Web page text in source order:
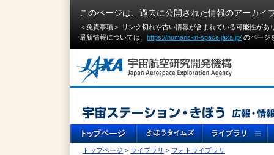
このページは、過去に公開された情報のアーカイ
＜免責事項＞ リンク切れや古い情報が含まれている可能性が
最新情報については、 https://humans-in-space.jaxa.jp/ のページ
トップページ > ライブラリ > フォトライブラリ